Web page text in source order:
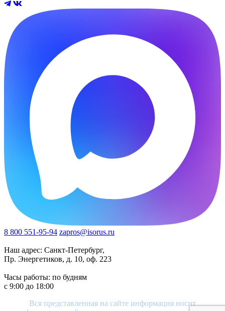
8 800 551-95-94 zapros@isorus.ru
Наш адрес: Санкт-Петербург,
Пр. Энергетиков, д. 10, оф. 223
Часы работы: по будням
c 9:00 до 18:00
Вся представленная на сайте информация носит